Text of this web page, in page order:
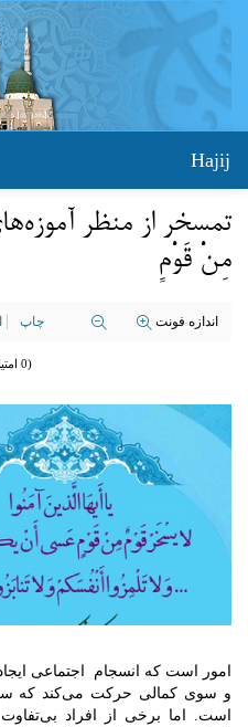
Hajij
تمسخر از منظر
مِنْ قَوْمٍ
اندازه فونت چاپ
(0 امتیاز)
امور است که انسجام اجتماعی
و سوی کمالی حرکت می‌کند که
است. اما برخی از افراد